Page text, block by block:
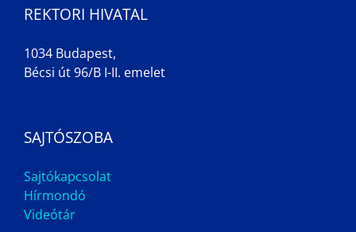
REKTORI HIVATAL
1034 Budapest,
Bécsi út 96/B I-II. emelet
SAJTÓSZOBA
Sajtókapcsolat
Hírmondó
Videótár